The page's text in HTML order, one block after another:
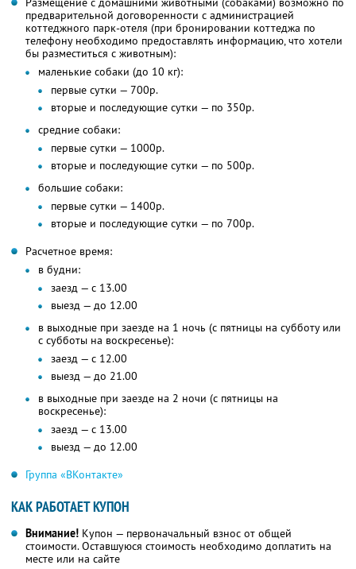
предварительной договоренности с администрацией
коттеджного парк-отеля (при бронировании коттеджа по
телефону необходимо предоставлять информацию, что хотели
бы разместиться с животным):
маленькие собаки (до 10 кг):
первые сутки — 700р.
вторые и последующие сутки — по 350р.
средние собаки:
первые сутки — 1000р.
вторые и последующие сутки — по 500р.
большие собаки:
первые сутки — 1400р.
вторые и последующие сутки — по 700р.
Расчетное время:
в будни:
заезд — с 13.00
выезд — до 12.00
в выходные при заезде на 1 ночь (с пятницы на субботу или
с субботы на воскресенье):
заезд — с 12.00
выезд — до 21.00
в выходные при заезде на 2 ночи (с пятницы на
воскресенье):
заезд — с 13.00
выезд — до 12.00
Группа «ВКонтакте»
КАК РАБОТАЕТ КУПОН
Внимание! Купон — первоначальный взнос от общей
стоимости. Оставшуюся стоимость необходимо доплатить на
месте или на сайте